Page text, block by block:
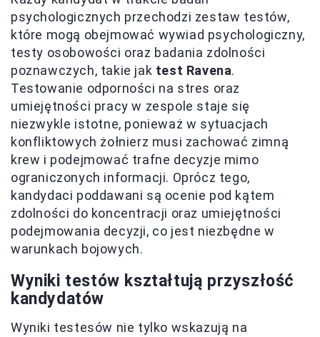
psychologicznych przechodzi zestaw testów,
które mogą obejmować wywiad psychologiczny,
testy osobowości oraz badania zdolności
poznawczych, takie jak test Ravena.
Testowanie odporności na stres oraz
umiejętności pracy w zespole staje się
niezwykle istotne, ponieważ w sytuacjach
konfliktowych żołnierz musi zachować zimną
krew i podejmować trafne decyzje mimo
ograniczonych informacji. Oprócz tego,
kandydaci poddawani są ocenie pod kątem
zdolności do koncentracji oraz umiejętności
podejmowania decyzji, co jest niezbędne w
warunkach bojowych.
Wyniki testów kształtują przyszłość
kandydatów
Wyniki testesów nie tylko wskazują na